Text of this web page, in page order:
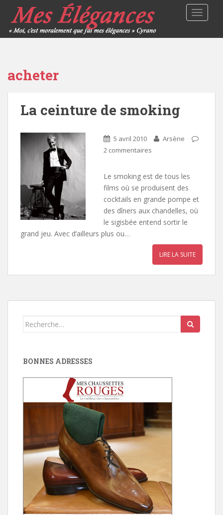
acheter
La ceinture de smoking
5 avril 2010
Arsène
2 commentaires
Le smoking est de tous les
films où se produisent des
cocktails en grande pompe et
des dîners aux chandelles, où
le sigisbée entend sortir le
grand jeu. Avec d’ailleurs plus ou…
LIRE LA SUITE
Search
BONNES ADRESSES